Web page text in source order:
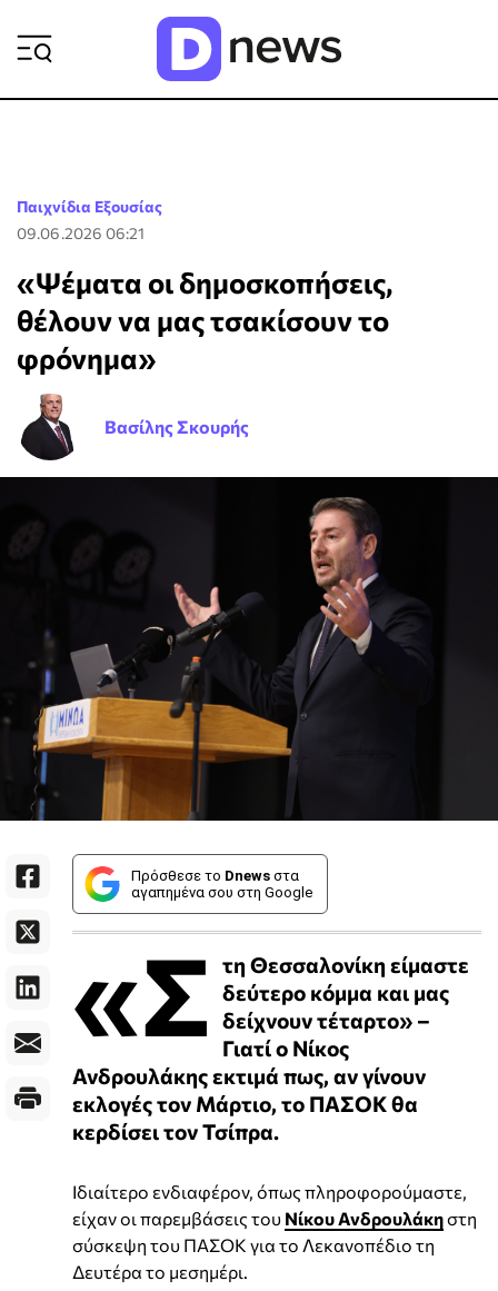
Παιχνίδια Εξουσίας
09.06.2026 06:21
«Ψέματα οι δημοσκοπήσεις,
θέλουν να μας τσακίσουν το
φρόνημα»
Βασίλης Σκουρής
Πρόσθεσε το Dnews στα
αγαπημένα σου στη Google
«Σ τη Θεσσαλονίκη είμαστε
δεύτερο κόμμα και μας
δείχνουν τέταρτο» –
Γιατί ο Νίκος
Ανδρουλάκης εκτιμά πως, αν γίνουν
εκλογές τον Μάρτιο, το ΠΑΣΟΚ θα
κερδίσει τον Τσίπρα.
Ιδιαίτερο ενδιαφέρον, όπως πληροφορούμαστε,
είχαν οι παρεμβάσεις του Νίκου Ανδρουλάκηστη
σύσκεψη του ΠΑΣΟΚ για το Λεκανοπέδιο τη
Δευτέρα το μεσημέρι.